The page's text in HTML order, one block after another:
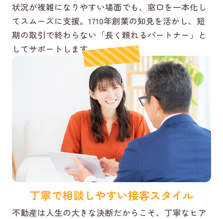
状況が複雑になりやすい場面でも、窓口を一本化し
てスムーズに支援。1710年創業の知見を活かし、短
期の取引で終わらない「長く頼れるパートナー」と
してサポートします。
丁寧で相談しやすい接客スタイル
不動産は人生の大きな決断だからこそ、丁寧なヒア